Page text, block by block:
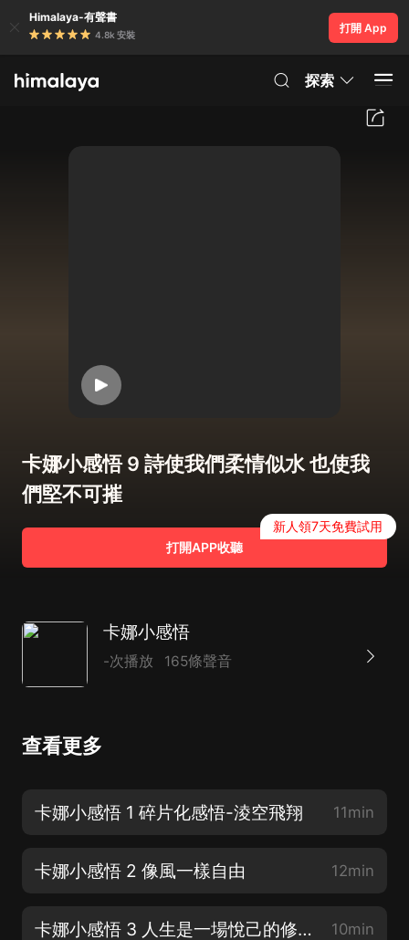
Himalaya-有聲書
4.8k 安裝
打開 App
探索
卡娜小感悟 9 詩使我們柔情似水 也使我
們堅不可摧
打開APP收聽
新人領7天免費試用
卡娜小感悟
-次播放 165條聲音
查看更多
卡娜小感悟 1 碎片化感悟-淩空飛翔 11min
卡娜小感悟 2 像風一樣自由 12min
卡娜小感悟 3 人生是一場悅己的修行 10min